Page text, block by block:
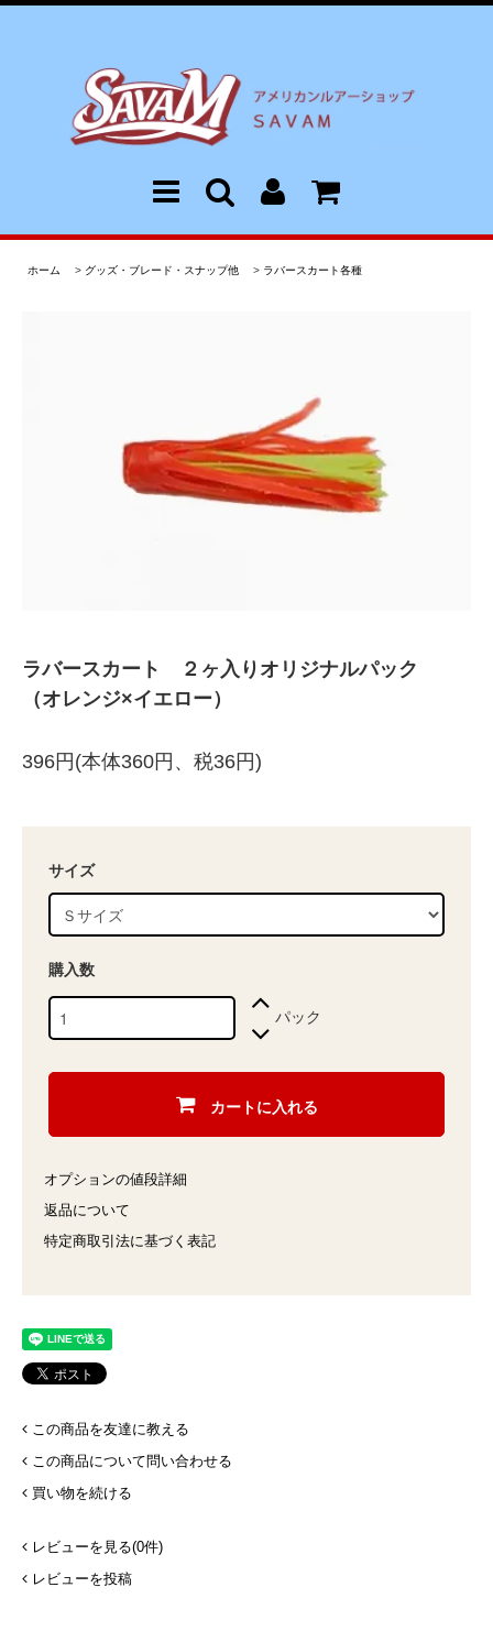
ホーム > グッズ・ブレード・スナップ他 > ラバースカート各種
ラバースカート ２ヶ入りオリジナルパック
（オレンジ×イエロー）
396円(本体360円、税36円)
サイズ
購入数
パック
カートに入れる
オプションの値段詳細
返品について
特定商取引法に基づく表記
この商品を友達に教える
この商品について問い合わせる
買い物を続ける
レビューを見る(0件)
レビューを投稿